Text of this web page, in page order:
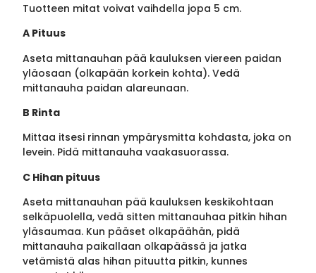
Tuotteen mitat voivat vaihdella jopa 5 cm.
A Pituus
Aseta mittanauhan pää kauluksen viereen paidan
yläosaan (olkapään korkein kohta). Vedä
mittanauha paidan alareunaan.
B Rinta
Mittaa itsesi rinnan ympärysmitta kohdasta, joka on
levein. Pidä mittanauha vaakasuorassa.
C Hihan pituus
Aseta mittanauhan pää kauluksen keskikohtaan
selkäpuolella, vedä sitten mittanauhaa pitkin hihan
yläsaumaa. Kun pääset olkapäähän, pidä
mittanauha paikallaan olkapäässä ja jatka
vetämistä alas hihan pituutta pitkin, kunnes